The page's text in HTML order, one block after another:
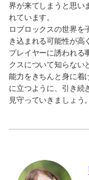
界が来てしまうと思い
れています。
ロブロックスの世界を
き込まれる可能性が高
プレイヤーに誘われる
クスについて知らない
能力をきちんと身に着
に立つように、引き続
見守っていきましょう。